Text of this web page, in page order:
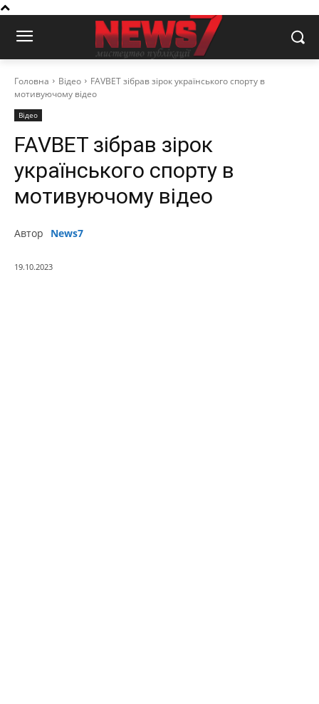
Головна Відео
FAVBET зібрав зірок українського спорту в
мотивуючому відео
Відео
FAVBET зібрав зірок
українського спорту в
мотивуючому відео
Автор News7
19.10.2023